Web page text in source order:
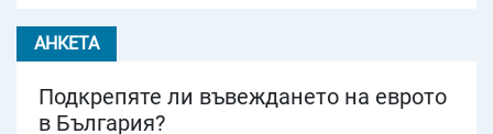
АНКЕТА
Подкрепяте ли въвеждането на еврото
в България?